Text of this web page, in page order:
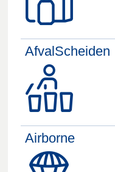
AfvalScheiden
Airborne